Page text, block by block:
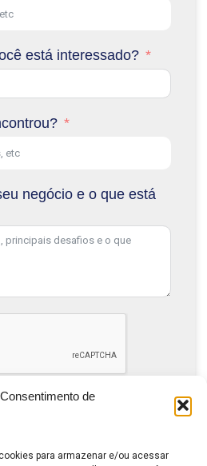
de
para armazenar e/ou acessar
está interessado?
negócio e o que está
Gratuita